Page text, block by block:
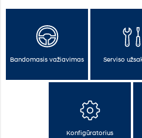
Bandomasis važiavimas Serviso
Konfigūratorius